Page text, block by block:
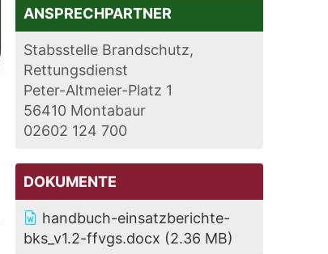
ANSPRECHPARTNER
Stabsstelle Brandschutz,
Rettungsdienst
Peter-Altmeier-Platz 1
56410 Montabaur
02602 124 700
DOKUMENTE
handbuch-einsatzberichte-
bks_v1.2-ffvgs.docx (2.36 MB)